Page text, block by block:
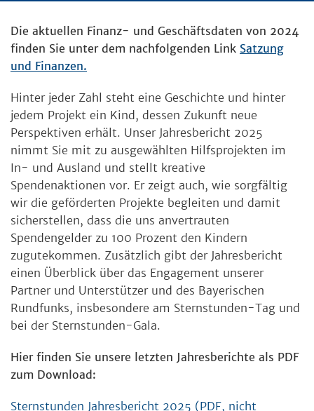
Die aktuellen Finanz- und Geschäftsdaten von 2024
finden Sie unter dem nachfolgenden Link Satzung
und Finanzen.
Hinter jeder Zahl steht eine Geschichte und hinter
jedem Projekt ein Kind, dessen Zukunft neue
Perspektiven erhält. Unser Jahresbericht 2025
nimmt Sie mit zu ausgewählten Hilfsprojekten im
In- und Ausland und stellt kreative
Spendenaktionen vor. Er zeigt auch, wie sorgfältig
wir die geförderten Projekte begleiten und damit
sicherstellen, dass die uns anvertrauten
Spendengelder zu 100 Prozent den Kindern
zugutekommen. Zusätzlich gibt der Jahresbericht
einen Überblick über das Engagement unserer
Partner und Unterstützer und des Bayerischen
Rundfunks, insbesondere am Sternstunden-Tag und
bei der Sternstunden-Gala.
Hier finden Sie unsere letzten Jahresberichte als PDF
zum Download:
Sternstunden Jahresbericht 2025 (PDF, nicht